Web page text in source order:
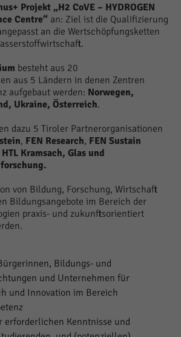
Projekt „H2 CoVE – HYDROGEN
Centre“ an: Ziel ist die Qualifizierung
an die Wertschöpfungsketten
besteht aus 20
aus 5 Ländern in denen Zentren
aufgebaut werden: Norwegen,
Ukraine, Österreich.
dazu 5 Tiroler Partnerorganisationen
, FEN Research, FEN Sustain
HTL Kramsach, Glas und
von Bildung, Forschung, Wirtschaft
Bildungsangebote im Bereich der
praxis- und zukunftsorientiert
Bildungs- und
und Unternehmen für
und Innovation im Bereich
erforderlichen Kenntnisse und